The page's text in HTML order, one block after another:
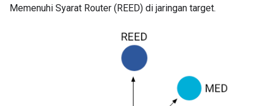
Memenuhi Syarat Router (REED) di jaringan target.